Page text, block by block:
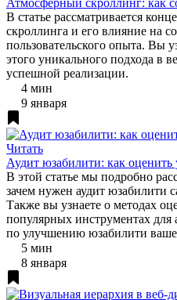
В статье рассматривается
скроллинга и его влияние на
пользовательского опыта. Вы
этого уникального подхода в
успешной реализации.
4 мин
9 января
Читать
Аудит юзабилити: как оценить
В этой статье мы подробно
зачем нужен аудит юзабилити
Также вы узнаете о методах
популярных инструментах для
по улучшению юзабилити
5 мин
8 января